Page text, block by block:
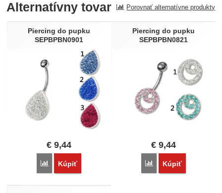
Recenzia
Nebola pridaná žiadna recenzia.
Alternatívny tovar Porovnať alternatívne produkty
Piercing do pupku
SEPBPBN0901
€ 9,44
Porovnať
Kúpiť
Piercing do pupku
SEPBPBN0821
€9,44
Porovnať
Kúpiť